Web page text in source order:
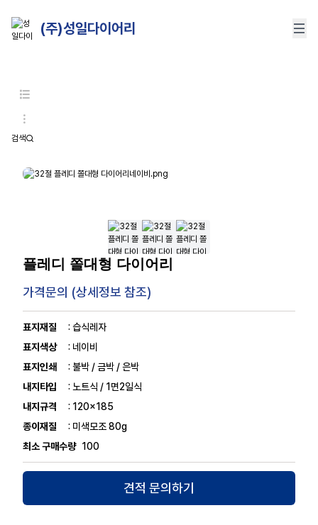
(주)성일다이어리
검색
플레디 쫄대형 다이어리
가격문의 (상세정보 참조)
표지재질
: 습식레자
표지색상
: 네이비
표지인쇄
: 불박 / 금박 / 은박
내지타입
: 노트식 / 1면2일식
내지규격
: 120x185
종이재질
: 미색모조 80g
최소 구매수량 100
견적 문의하기